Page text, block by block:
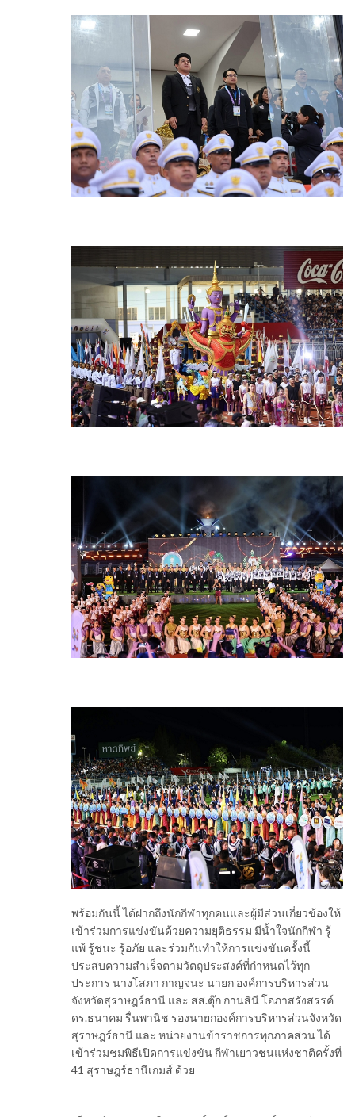
พร้อมกันนี้ ได้ฝากถึงนักกีฬาทุกคนและผู้มีส่วนเกี่ยวข้องให้
เข้าร่วมการแข่งขันด้วยความยุติธรรม มีน้ำใจนักกีฬา รู้
แพ้ รู้ชนะ รู้อภัย และร่วมกันทำให้การแข่งขันครั้งนี้
ประสบความสำเร็จตามวัตถุประสงค์ที่กำหนดไว้ทุก
ประการ นางโสภา กาญจนะ นายก องค์การบริหารส่วน
จังหวัดสุราษฎร์ธานี และ สส.ตุ๊ก กานสินี โอภาสรังสรรค์
ดร.ธนาคม รื่นพานิช รองนายกองค์การบริหารส่วนจังหวัด
สุราษฎร์ธานี และ หน่วยงานข้าราชการทุกภาคส่วน ได้
เข้าร่วมชมพิธีเปิดการแข่งขัน กีฬาเยาวชนแห่งชาติครั้งที่
41 สุราษฎร์ธานีเกมส์ ด้วย